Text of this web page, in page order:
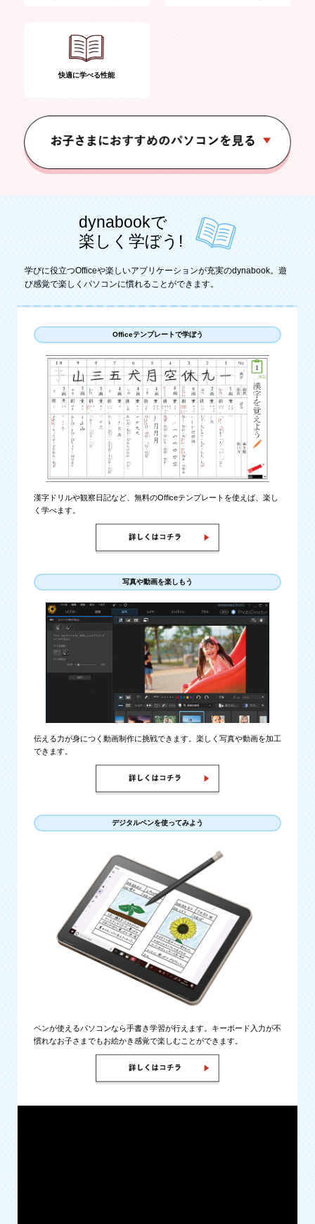
快適に学べる性能
dynabookで
楽しく学ぼう!
学びに役立つOfficeや楽しいアプリケーションが充実のdynabook。 遊
び感覚で楽しくパソコンに慣れることができます。
Officeテンプレートで学ぼう
漢字ドリルや観察日記など、無料のOfficeテンプレートを使えば、楽し
く学べます。
写真や動画を楽しもう
伝える力が身につく動画制作に挑戦できます。楽しく写真や動画を加工
できます。
デジタルペンを使ってみよう
ペンが使えるパソコンなら手書き学習が行えます。キーボード入力が不
慣れなお子さまでもお絵かき感覚で楽しむことができます。